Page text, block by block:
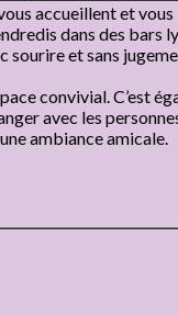
accueillent et vous
dans des bars
sourire et sans
convivial. C’est
avec les
ambiance amicale.